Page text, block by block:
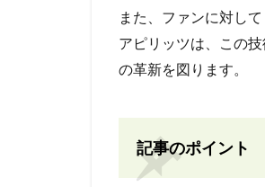
また、ファンに対し
アピリッツは、この
の革新を図ります。
記事のポイント